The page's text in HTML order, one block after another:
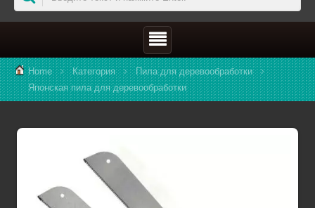
Home Категория
Пила для деревообработки
Японская пила для деревообработки